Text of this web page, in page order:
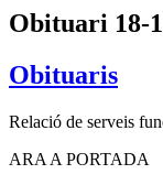
Obituari 18-
Obituaris
Relació de serveis
ARA A PORTADA